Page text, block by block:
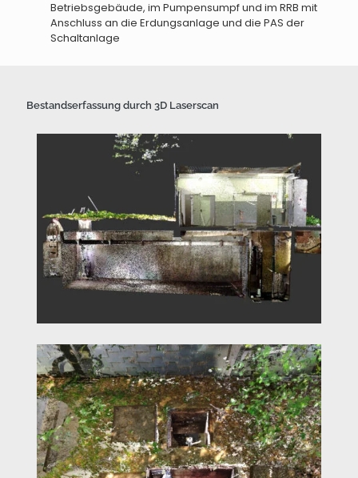
Betriebsgebäude, im Pumpensumpf und im RRB mit
Anschluss an die Erdungsanlage und die PAS der
Schaltanlage
Bestandserfassung durch 3D Laserscan